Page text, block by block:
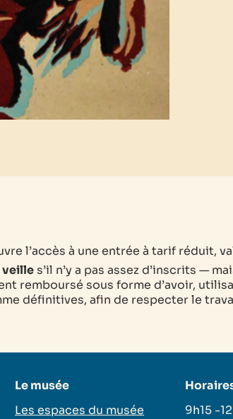
l’accès à une entrée à tarif réduit,
veille s’il n’y a pas assez d’inscrits —
remboursé sous forme d’avoir,
définitives, afin de respecter le
Le musée
Les espaces du musée
9h15 -